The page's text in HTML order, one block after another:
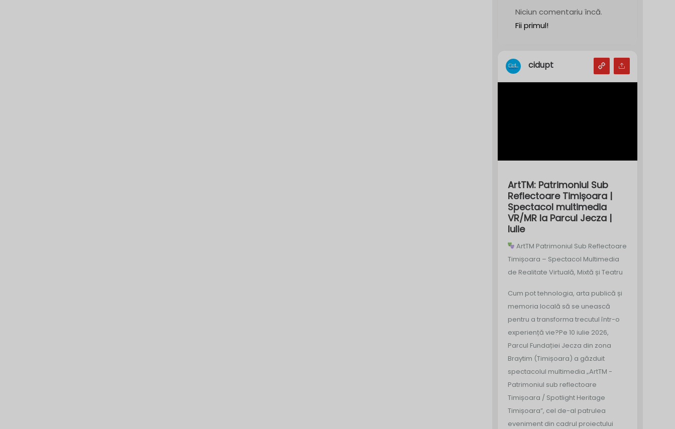
Niciun comentariu încă.
Fii primul!
cidupt
ArtTM: Patrimoniul Sub
Reflectoare Timișoara |
Spectacol multimedia
VR/MR la Parcul Jecza |
Iulie
ArtTM Patrimoniul Sub Reflectoare
Timișoara – Spectacol Multimedia
de Realitate Virtuală, Mixtă și Teatru
Cum pot tehnologia, arta publică și
memoria locală să se unească
pentru a transforma trecutul într-o
experiență vie?Pe 10 iulie 2026,
Parcul Fundației Jecza din zona
Braytim (Timișoara) a găzduit
spectacolul multimedia „ArtTM -
Patrimoniul sub reflectoare
Timișoara / Spotlight Heritage
Timișoara”, cel de-al patrulea
eveniment din cadrul proiectului